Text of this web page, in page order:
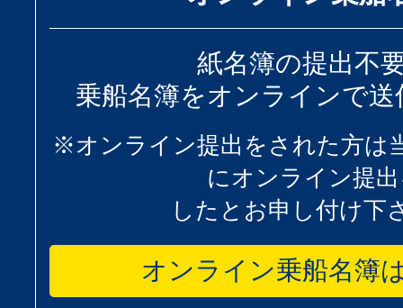
紙名簿の提出不
乗船名簿をオンラインで
※オンライン提出をされた方は
にオンライン提
したとお申し付け下
オンライン乗船名簿